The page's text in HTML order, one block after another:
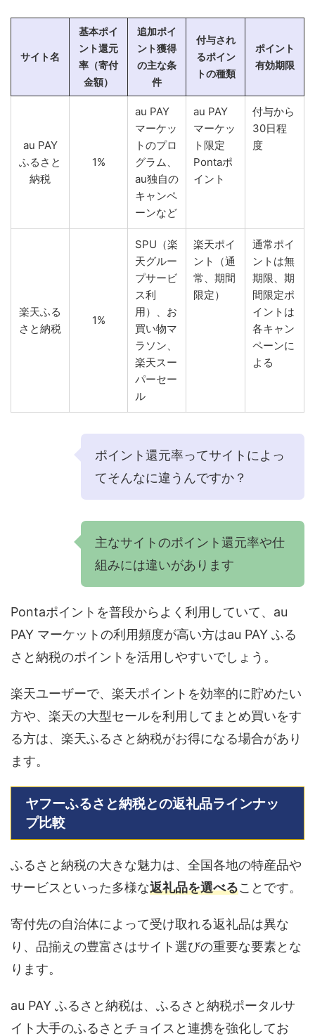
サイト名
基本ポイ
ント還元
率（寄付
金額）
追加ポイ
ント獲得
の主な条
件
付与され
るポイン
トの種類
ポイント
有効期限
au PAY
ふるさと
納税
1%
au PAY
マーケッ
トのプロ
グラム、
au独自の
キャンペ
ーンなど
au PAY
マーケッ
ト限定
Pontaポ
イント
付与から
30日程
度
楽天ふる
さと納税
1%
SPU（楽
天グルー
プサービ
ス利
用）、お
買い物マ
ラソン、
楽天スー
パーセー
ル
楽天ポイ
ント（通
常、期間
限定）
通常ポイ
ントは無
期限、期
間限定ポ
イントは
各キャン
ペーンに
よる
ポイント還元率ってサイトによっ
てそんなに違うんですか？
主なサイトのポイント還元率や仕
組みには違いがあります
Pontaポイントを普段からよく利用していて、au
PAY マーケットの利用頻度が高い方はau PAY ふる
さと納税のポイントを活用しやすいでしょう。
楽天ユーザーで、楽天ポイントを効率的に貯めたい
方や、楽天の大型セールを利用してまとめ買いをす
る方は、楽天ふるさと納税がお得になる場合があり
ます。
ヤフーふるさと納税との返礼品ラインナッ
プ比較
ふるさと納税の大きな魅力は、全国各地の特産品や
サービスといった多様な返礼品を選べることです。
寄付先の自治体によって受け取れる返礼品は異な
り、品揃えの豊富さはサイト選びの重要な要素とな
ります。
au PAY ふるさと納税は、ふるさと納税ポータルサ
イト大手のふるさとチョイスと連携を強化してお